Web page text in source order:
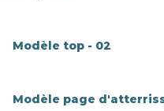
Modèle top - 02
Modèle page